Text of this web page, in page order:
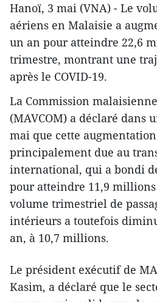
Hanoï, 3 mai (VNA) - Le
aériens en Malaisie a
un an pour atteindre 22,6
trimestre, montrant une
après le COVID-19.
La Commission
(MAVCOM) a déclaré dans
mai que cette
principalement due au
international, qui a bondi
pour atteindre 11,9 millions
volume trimestriel de
intérieurs a toutefois
an, à 10,7 millions.
Le président exécutif de
Kasim, a déclaré que le